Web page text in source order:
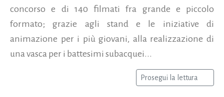
concorso e di 140 filmati fra grande e piccolo
formato; grazie agli stand e le iniziative di
animazione per i più giovani, alla realizzazione di
una vasca per i battesimi subacquei...
Prosegui la lettura